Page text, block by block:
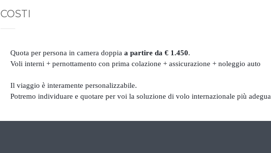
COSTI
Quota per persona in camera doppia a partire da € 1.450.
Voli interni + pernottamento con prima colazione + assicurazione + noleggio auto
Il viaggio è interamente personalizzabile.
Potremo individuare e quotare per voi la soluzione di volo internazionale più